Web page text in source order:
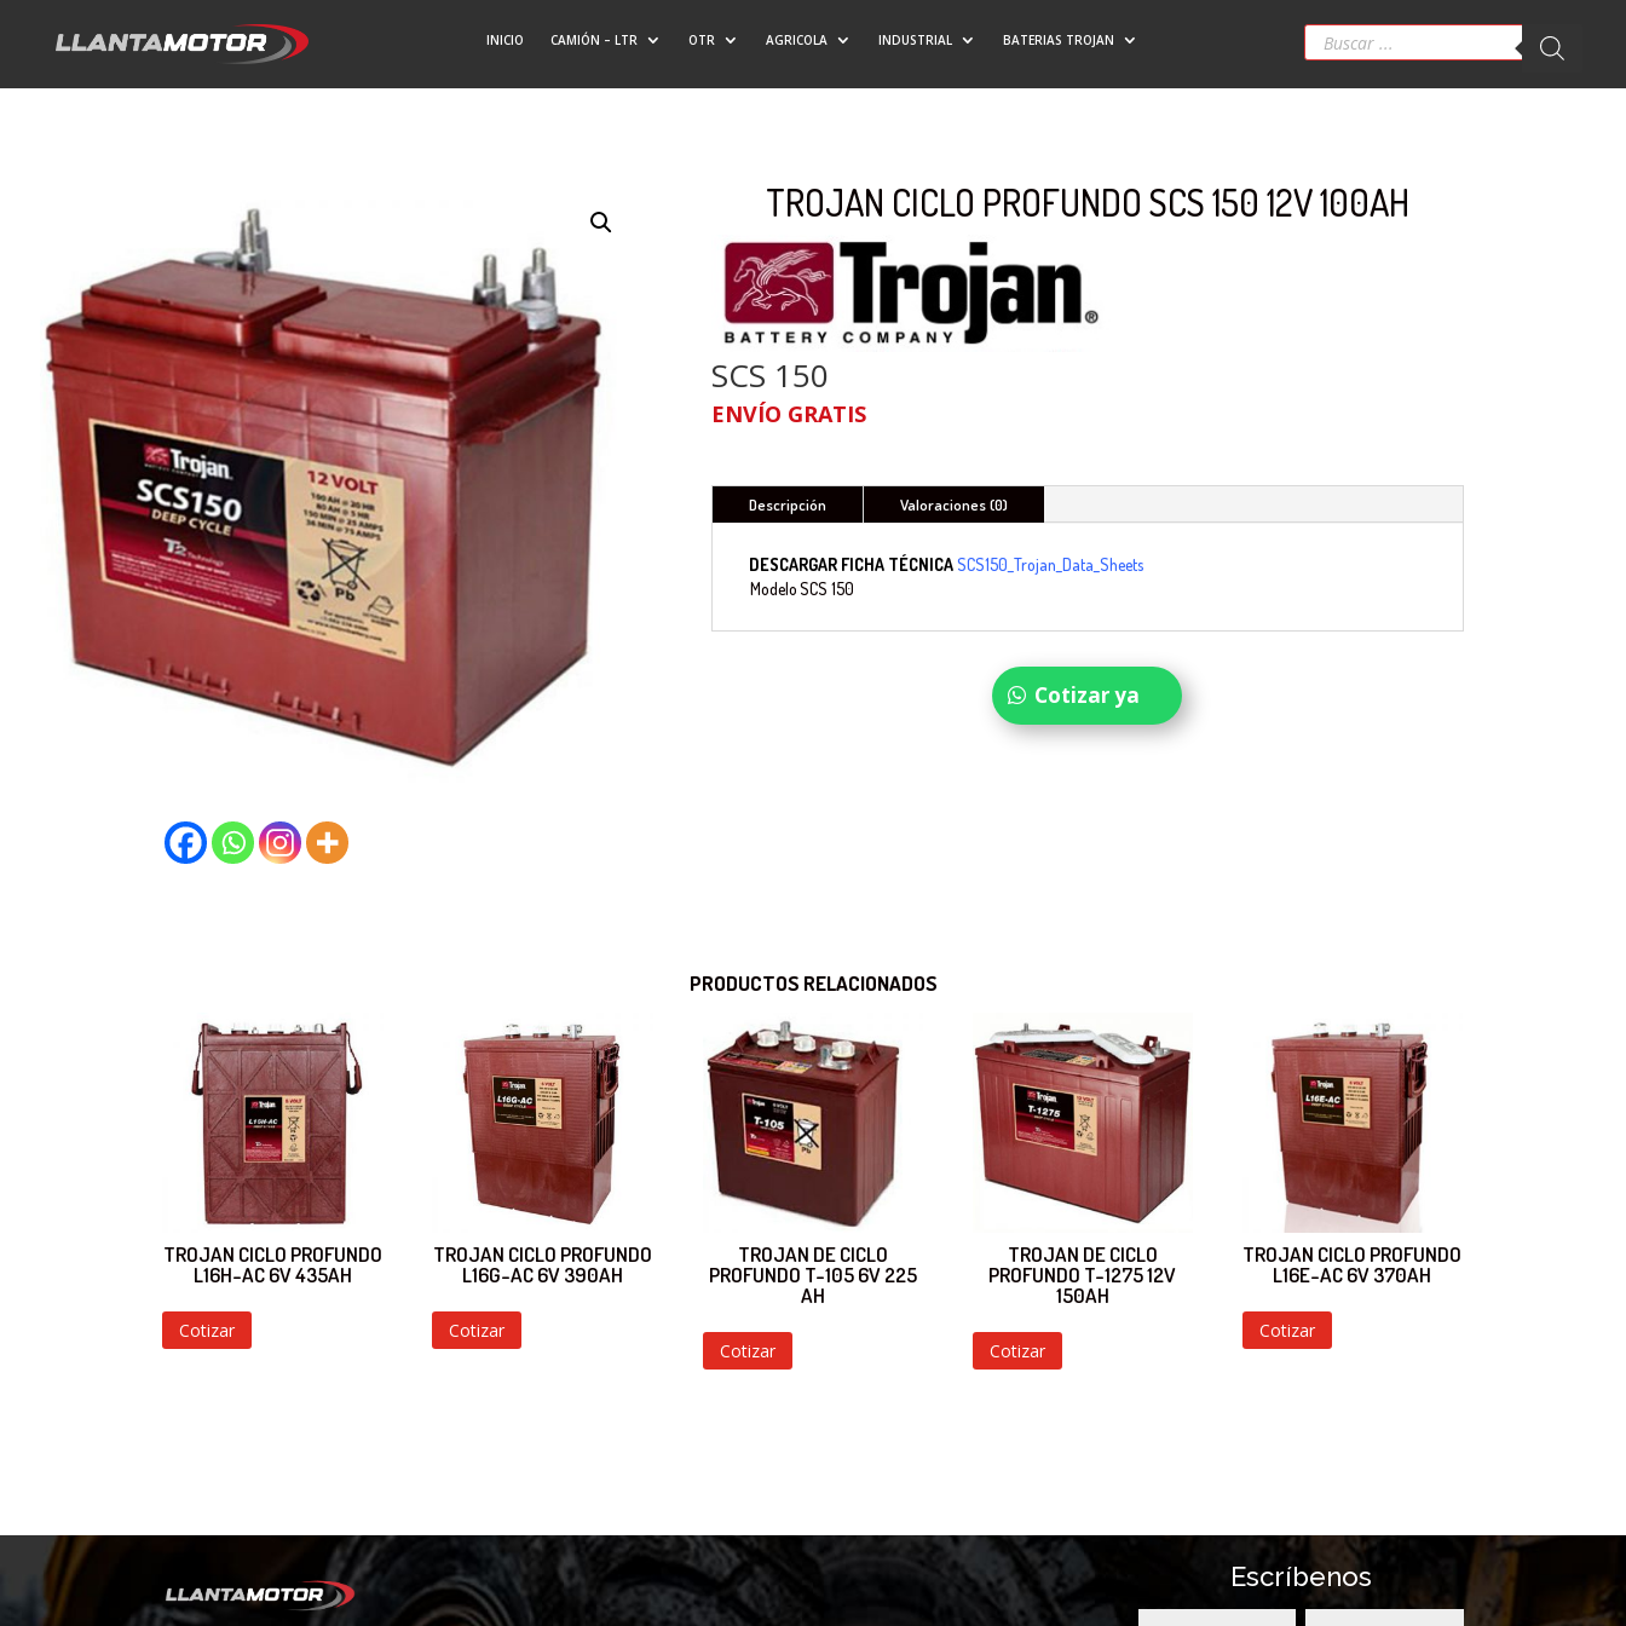
INICIO CAMIÓN – LTR OTR AGRICOLA INDUSTRIAL BATERIAS TROJAN Búsqueda
productos
TROJAN CICLO PROFUNDO SCS 150 12V 100AH
SCS 150
ENVÍO GRATIS
Descripción Valoraciones (0)
DESCARGAR FICHA TÉCNICASCS150_Trojan_Data_Sheets
ModeloSCS 150
Cotizar ya
PRODUCTOS RELACIONADOS
TROJAN CICLO PROFUNDO
L16H-AC 6V 435AH
Cotizar
TROJAN CICLO PROFUNDO
L16G-AC 6V 390AH
Cotizar
TROJAN DE CICLO
PROFUNDO T-105 6V 225
AH
Cotizar
TROJAN DE CICLO
PROFUNDO T-1275 12V
150AH
Cotizar
TROJAN CICLO PROFUNDO
L16E-AC 6V 370AH
Cotizar
Escríbenos